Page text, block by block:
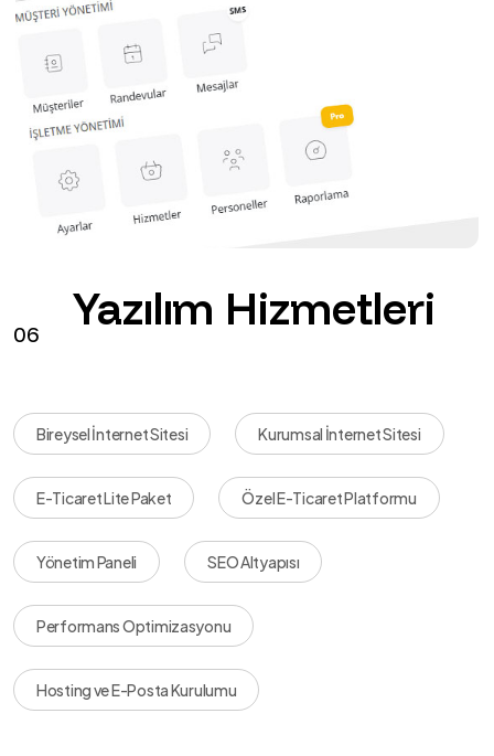
06 Yazılım Hizmetleri
Bireysel İnternet Sitesi Kurumsal İnternet Sitesi
E-Ticaret Lite Paket Özel E-Ticaret Platformu
Yönetim Paneli SEO Altyapısı
Performans Optimizasyonu
Hosting ve E-Posta Kurulumu